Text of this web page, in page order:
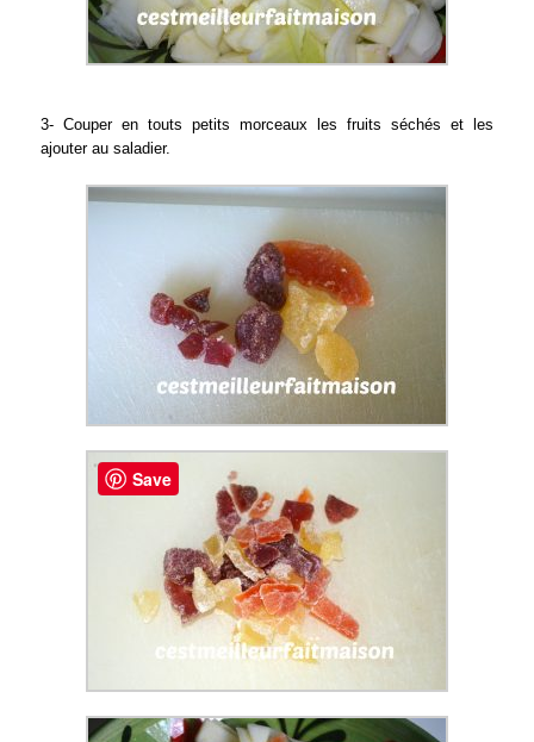
3- Couper en touts petits morceaux les fruits séchés et les
ajouter au saladier.
Save